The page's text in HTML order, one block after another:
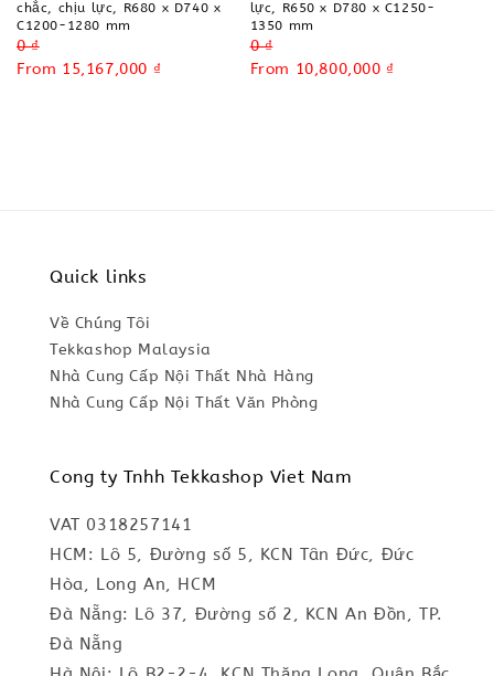
chắc, chịu lực, R680 x D740 x
C1200-1280 mm
Regular
price
0 ₫
Sale
From 15,167,000 ₫
lực, R650 x D780 x C1250-
1350 mm
Regular
price
0 ₫
Sale
From 10,800,000 ₫
Quick links
Về Chúng Tôi
Tekkashop Malaysia
Nhà Cung Cấp Nội Thất Nhà Hàng
Nhà Cung Cấp Nội Thất Văn Phòng
Cong ty Tnhh Tekkashop Viet Nam
VAT 0318257141
HCM: Lô 5, Đường số 5, KCN Tân Đức, Đức
Hòa, Long An, HCM
Đà Nẵng: Lô 37, Đường số 2, KCN An Đồn, TP.
Đà Nẵng